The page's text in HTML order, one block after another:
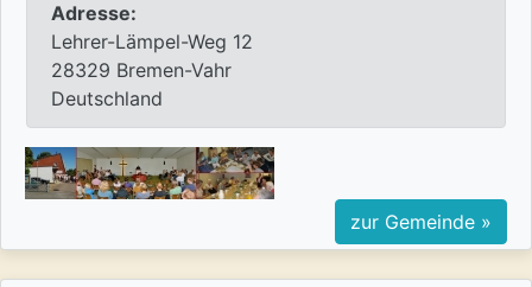
Adresse:
Lehrer-Lämpel-Weg 12
28329 Bremen-Vahr
Deutschland
zur Gemeinde »